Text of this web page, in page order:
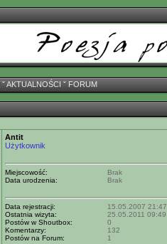
ˇAKTUALNOŚCI ˇ FORUM
Antit
Użytkownik
Miejscowość:
Brak
Data urodzenia:
Brak
Data rejestracji:
15.05.2007 21:47
Ostatnia wizyta:
25.05.2011 09:49
Postów w Shoutbox:
0
Komentarzy:
132
Postów na Forum:
1